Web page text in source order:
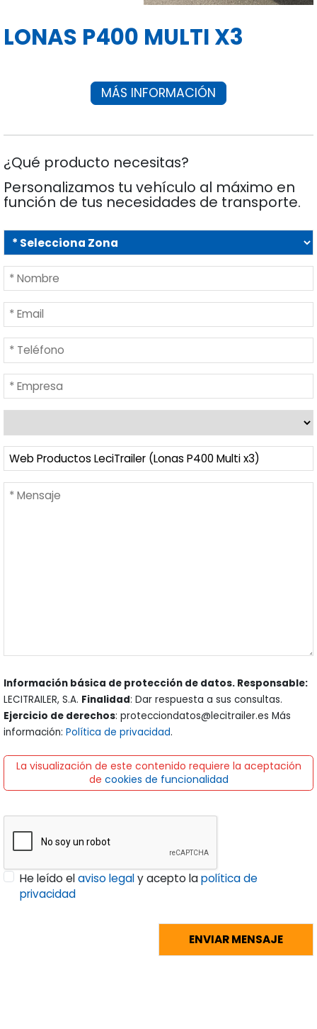
LONAS P400 MULTI X3
MÁS INFORMACIÓN
¿Qué producto necesitas?
Personalizamos tu vehículo al máximo en
función de tus necesidades de transporte.
Información básica de protección de datos. Responsable:
LECITRAILER, S.A. Finalidad: Dar respuesta a sus consultas.
Ejercicio de derechos: protecciondatos@lecitrailer.es Más
información: Política de privacidad.
La visualización de este contenido requiere la aceptación
de cookies de funcionalidad
He leído elaviso legaly acepto lapolítica de
privacidad